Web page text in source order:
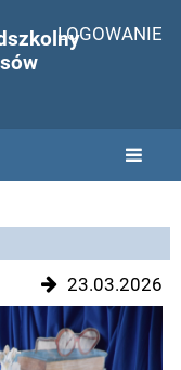
LOGOWANIE
23.03.2026